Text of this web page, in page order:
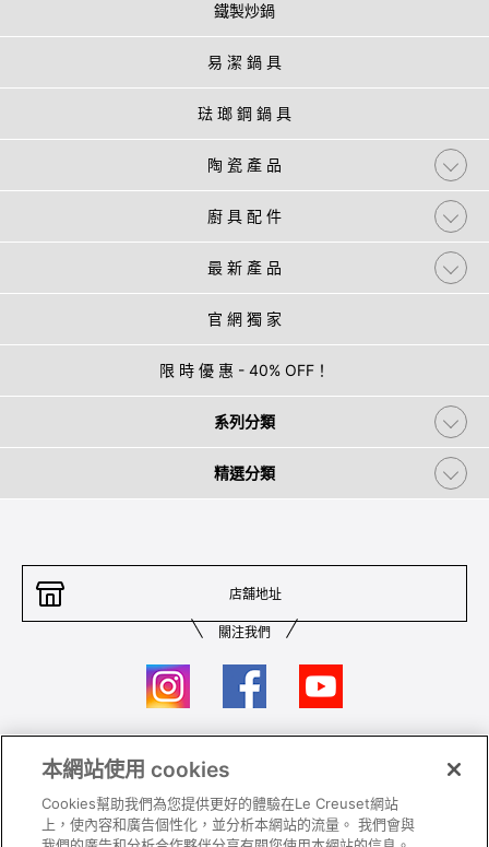
鐵製炒鍋
易 潔 鍋 具
琺 瑯 鋼 鍋 具
陶 瓷 產 品
廚 具 配 件
最 新 產 品
官 網 獨 家
限 時 優 惠 - 40% OFF！
系列分類
精選分類
店舖地址
關注我們
聯絡我們
私隱政策 保養及使用
本網站使用 cookies
Cookies幫助我們為您提供更好的體驗在Le Creuset網站
上，使內容和廣告個性化，並分析本網站的流量。 我們會與